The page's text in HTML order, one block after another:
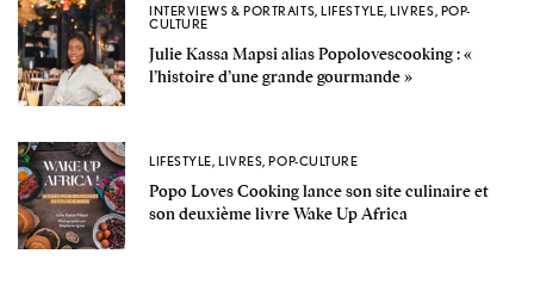
INTERVIEWS & PORTRAITS,LIFESTYLE,LIVRES, POP-
CULTURE
Julie Kassa Mapsi alias Popolovescooking : «
l’histoire d’une grande gourmande »
LIFESTYLE,LIVRES,POP-CULTURE
Popo Loves Cooking lance son site culinaire et
son deuxième livre Wake Up Africa